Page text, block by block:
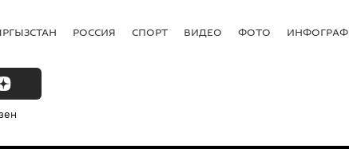
РОССИЯ СПОРТ ВИДЕО ФОТО